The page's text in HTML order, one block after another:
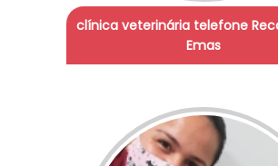
clínica veterinária telefone
Emas